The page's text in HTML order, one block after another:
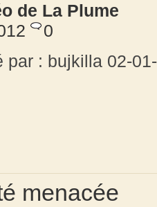
de La Plume
0
par : bujkilla 02-
menacée